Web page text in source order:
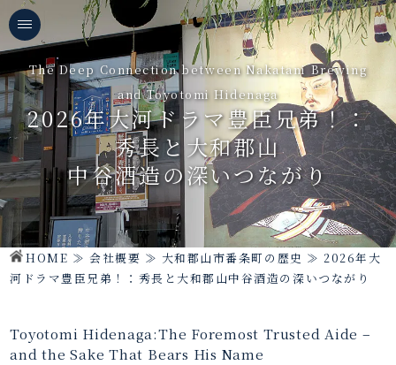
The Deep Connection between Nakatani Brewing
and Toyotomi Hidenaga
2026年大河ドラマ豊臣兄弟！：
秀長と大和郡山
中谷酒造の深いつながり
HOME ≫ 会社概要 ≫ 大和郡山市番条町の歴史 ≫2026年大
河ドラマ豊臣兄弟！：秀長と大和郡山中谷酒造の深いつながり
Toyotomi Hidenaga:The Foremost Trusted Aide –
and the Sake That Bears His Name